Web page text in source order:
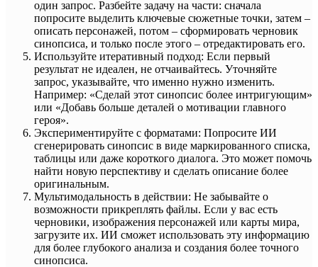
один запрос. Разбейте задачу на части: сначала
попросите выделить ключевые сюжетные точки, затем –
описать персонажей, потом – сформировать черновик
синопсиса, и только после этого – отредактировать его.
Используйте итеративный подход: Если первый
результат не идеален, не отчаивайтесь. Уточняйте
запрос, указывайте, что именно нужно изменить.
Например: «Сделай этот синопсис более интригующим»
или «Добавь больше деталей о мотивации главного
героя».
Экспериментируйте с форматами: Попросите ИИ
сгенерировать синопсис в виде маркированного списка,
таблицы или даже короткого диалога. Это может помочь
найти новую перспективу и сделать описание более
оригинальным.
Мультимодальность в действии: Не забывайте о
возможности прикреплять файлы. Если у вас есть
черновики, изображения персонажей или карты мира,
загрузите их. ИИ сможет использовать эту информацию
для более глубокого анализа и создания более точного
синопсиса.